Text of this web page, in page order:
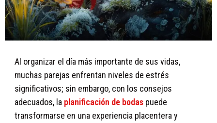
Al organizar el día más importante de sus vidas,
muchas parejas enfrentan niveles de estrés
significativos; sin embargo, con los consejos
adecuados, la planificación de bodas puede
transformarse en una experiencia placentera y